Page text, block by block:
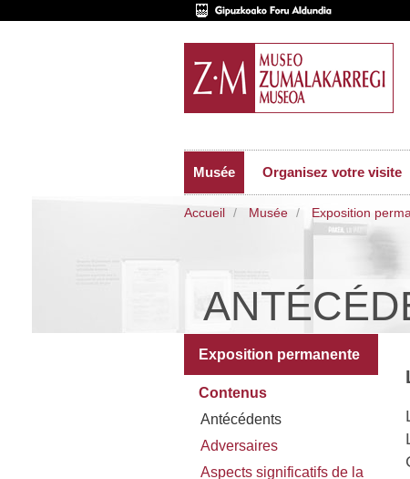
Musée Organisez votre visite
Accueil Musée Exposition
Exposition permanente
Contenus
Antécédents
Adversaires
Aspects significatifs de la